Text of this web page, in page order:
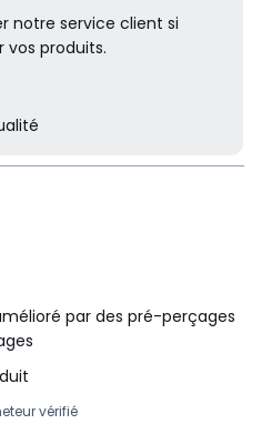
notre service client si
vos produits.
par des pré-perçages
vérifié